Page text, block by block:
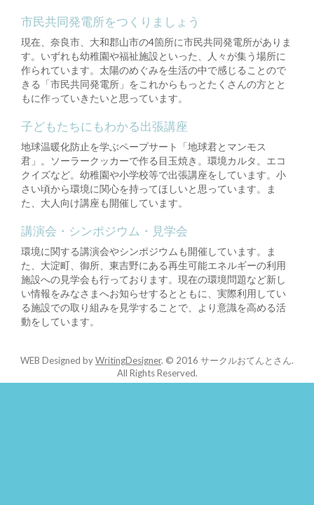
市民共同発電所をつくりましょう
現在、奈良市、大和郡山市の4箇所に市民共同発電所がありま
す。いずれも幼稚園や福祉施設といった、人々が集う場所に
作られています。太陽のめぐみを生活の中で感じることので
きる「市民共同発電所」をこれからもっとたくさんの方とと
もに作っていきたいと思っています。
子どもたちにもわかる出張講座
地球温暖化防止を学ぶペープサート「地球君とマンモス
君」。ソーラークッカーで作る目玉焼き。環境カルタ。エコ
クイズなど。幼稚園や小学校等で出張講座をしています。小
さい頃から環境に関心を持ってほしいと思っています。ま
た、大人向け講座も開催しています。
講演会・シンポジウム・見学会
環境に関する講演会やシンポジウムも開催しています。ま
た、大淀町、御所、東吉野にある再生可能エネルギーの利用
施設への見学会も行っております。現在の環境問題など新し
い情報をみなさまへお知らせするとともに、実際利用してい
る施設での取り組みを見学することで、より意識を高める活
動をしています。
WEB Designed byWritingDesigner. © 2016 サークルおてんとさん.
All Rights Reserved.